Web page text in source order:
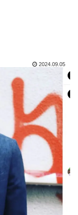
2024.09.05